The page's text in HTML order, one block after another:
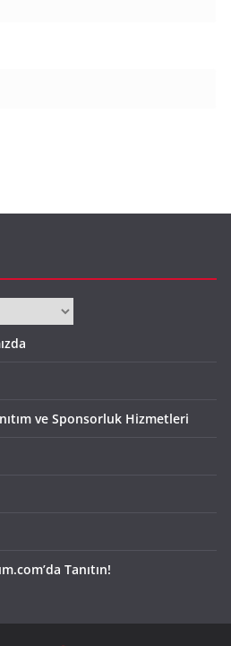
ve Sponsorluk Hizmetleri
Tanıtın!